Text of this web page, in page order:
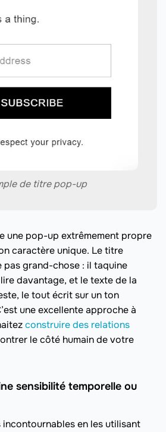
de titre pop-up
une pop-up extrêmement propre
caractère unique. Le titre
pas grand-chose : il taquine
davantage, et le texte de la
le tout écrit sur un ton
une excellente approche à
construire des relations
le côté humain de votre
sensibilité temporelle ou
en les utilisant